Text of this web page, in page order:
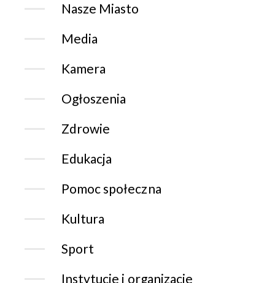
Nasze Miasto
Media
Kamera
Ogłoszenia
Zdrowie
Edukacja
Pomoc społeczna
Kultura
Sport
Instytucje i organizacje